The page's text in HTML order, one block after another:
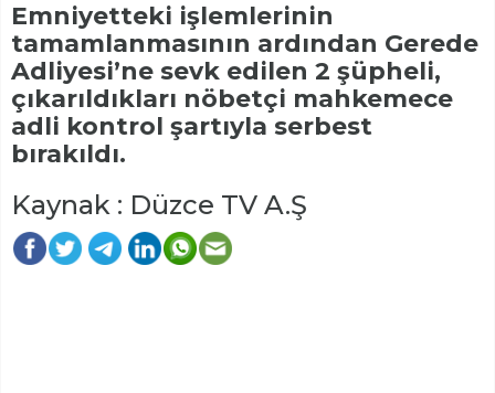
Emniyetteki işlemlerinin
tamamlanmasının ardından Gerede
Adliyesi’ne sevk edilen 2 şüpheli,
çıkarıldıkları nöbetçi mahkemece
adli kontrol şartıyla serbest
bırakıldı.
Kaynak : Düzce TV A.Ş